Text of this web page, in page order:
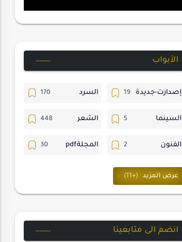
الأبواب
إصدارت-جديدة السرد
السينما الشعر
الفنون المجلةpdf
المسرح
حسن_يارتي حوارات
انضم الى متابعينا